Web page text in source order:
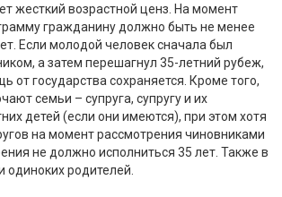
жесткий возрастной ценз. На момент
гражданину должно быть не менее
Если молодой человек сначала был
а затем перешагнул 35-летний рубеж,
от государства сохраняется. Кроме того,
семьи – супруга, супругу и их
детей (если они имеются), при этом хотя
на момент рассмотрения чиновниками
не должно исполниться 35 лет. Также в
одиноких родителей.